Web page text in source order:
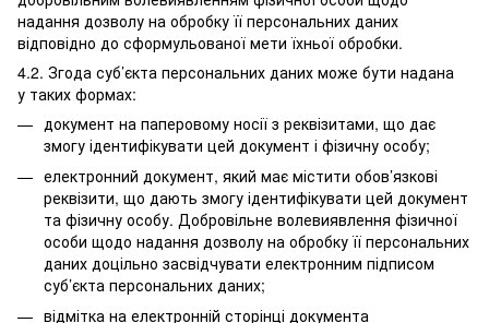
надання дозволу на обробку її персональних даних
відповідно до сформульованої мети їхньої обробки.
4.2. Згода суб’єкта персональних даних може бути надана
у таких формах:
документ на паперовому носії з реквізитами, що дає
змогу ідентифікувати цей документ і фізичну особу;
електронний документ, який має містити обов’язкові
реквізити, що дають змогу ідентифікувати цей документ
та фізичну особу. Добровільне волевиявлення фізичної
особи щодо надання дозволу на обробку її персональних
даних доцільно засвідчувати електронним підписом
суб’єкта персональних даних;
відмітка на електронній сторінці документа